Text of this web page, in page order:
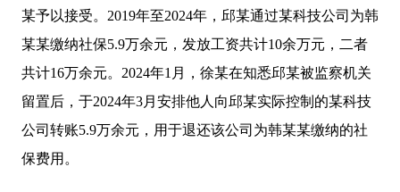
某予以接受。2019年至2024年，邱某通过某科技公司为韩
某某缴纳社保5.9万余元，发放工资共计10余万元，二者
共计16万余元。2024年1月，徐某在知悉邱某被监察机关
留置后，于2024年3月安排他人向邱某实际控制的某科技
公司转账5.9万余元，用于退还该公司为韩某某缴纳的社
保费用。